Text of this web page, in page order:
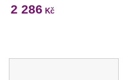
2 286 Kč